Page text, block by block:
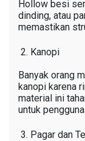
Hollow besi
dinding, atau
memastikan
Kanopi
Banyak orang
kanopi karena
material ini
untuk
Pagar dan